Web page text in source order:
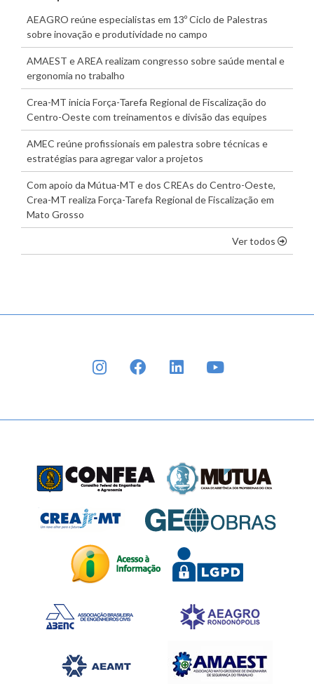
AEAGRO reúne especialistas em 13º Ciclo de Palestras
sobre inovação e produtividade no campo
AMAEST e AREA realizam congresso sobre saúde mental e
ergonomia no trabalho
Crea-MT inicia Força-Tarefa Regional de Fiscalização do
Centro-Oeste com treinamentos e divisão das equipes
AMEC reúne profissionais em palestra sobre técnicas e
estratégias para agregar valor a projetos
Com apoio da Mútua-MT e dos CREAs do Centro-Oeste,
Crea-MT realiza Força-Tarefa Regional de Fiscalização em
Mato Grosso
Ver todos os
INSTAGRAMFACEBOOKLINKEDIN